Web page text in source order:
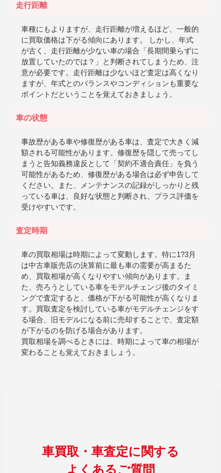
走行距離
車種にもよりますが、走行距離が増えるほど、一般的
に買取価格は下がる傾向にあります。 しかし、年式
が古く、走行距離が少ない車の場合「長期間乗らずに
放置していたのでは？」と判断されてしまうため、注
意が必要です。走行距離は少ないほど査定は高くなり
ますが、年式とのバランスやコンディションも重要な
ポイントだということを覚えておきましょう。
車の状態
事故歴がある車や修復歴がある車は、査定で大きく減
額される可能性があります。修復歴を隠して売ってし
まうと告知義務違反として「契約不適合責任」を負う
可能性があるため、修復歴がある場合は必ず申告して
ください。また、メンテナンスの記録がしっかりと残
っている車は、良好な状態と判断され、プラス評価を
受けやすいです。
査定時期
車の買取相場は時期によって変動します。特に1?3月
は中古車販売店の決算前に最も車の需要が高まるた
め、買取相場が高くなりやすい傾向があります。ま
た、売ろうとしている車をモデルチェンジ後のタイミ
ングで査定すると、価格が下がる可能性が高くなりま
す。買取査定を検討している車がモデルチェンジをす
る場合、旧モデルになる前に売却することで、査定額
が下がるのを防げる場合があります。
買取相場を調べるときには、時期によって車の相場が
変わることも覚えておきましょう。
車買取・車査定に関する
よくあるご質問